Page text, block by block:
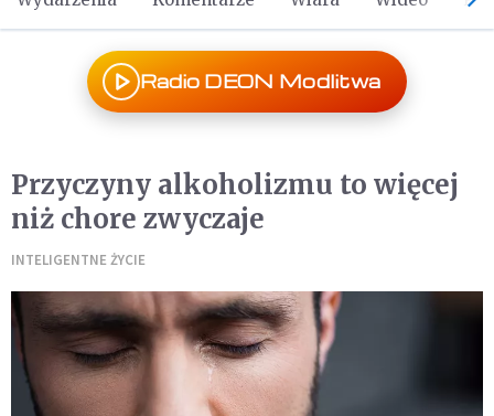
Radio DEON Modlitwa
Przyczyny alkoholizmu to więcej
niż chore zwyczaje
INTELIGENTNE ŻYCIE